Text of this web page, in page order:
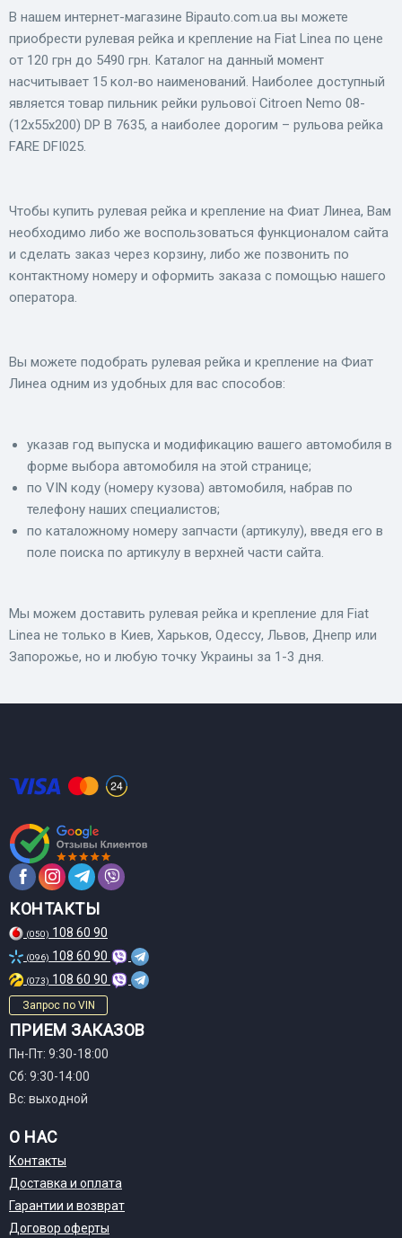
В нашем интернет-магазине Bіpauto.com.ua вы можете
приобрести рулевая рейка и крепление на Fiat Linea по цене
от 120 грн до 5490 грн. Каталог на данный момент
насчитывает 15 кол-во наименований. Наиболее доступный
является товар пильник рейки рульової Citroen Nemo 08-
(12x55x200) DP B 7635, а наиболее дорогим – рульова рейка
FARE DFI025.
Чтобы купить рулевая рейка и крепление на Фиат Линеа, Вам
необходимо либо же воспользоваться функционалом сайта
и сделать заказ через корзину, либо же позвонить по
контактному номеру и оформить заказа с помощью нашего
оператора.
Вы можете подобрать рулевая рейка и крепление на Фиат
Линеа одним из удобных для вас способов:
указав год выпуска и модификацию вашего автомобиля в
форме выбора автомобиля на этой странице;
по VIN коду (номеру кузова) автомобиля, набрав по
телефону наших специалистов;
по каталожному номеру запчасти (артикулу), введя его в
поле поиска по артикулу в верхней части сайта.
Мы можем доставить рулевая рейка и крепление для Fiat
Linea не только в Киев, Харьков, Одессу, Львов, Днепр или
Запорожье, но и любую точку Украины за 1-3 дня.
КОНТАКТЫ
(050) 108 60 90
(096) 108 60 90
(073) 108 60 90
Запрос по VIN
ПРИЕМ ЗАКАЗОВ
Пн-Пт: 9:30-18:00
Сб: 9:30-14:00
Вс: выходной
О НАС
Контакты
Доставка и оплата
Гарантии и возврат
Договор оферты